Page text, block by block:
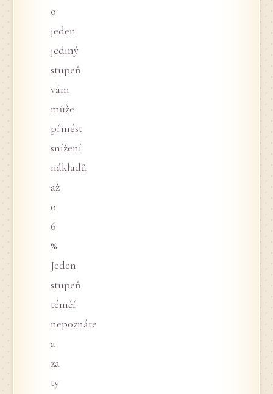
o
jeden
jediný
stupeň
vám
může
přinést
snížení
nákladů
až
o
6
%.
Jeden
stupeň
téměř
nepoznáte
a
za
ty